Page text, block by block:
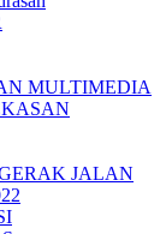
MULTIMEDIA
JALAN